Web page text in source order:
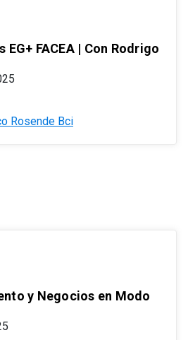
FACEA | Con Rodrigo
Rosende Bci
y Negocios en Modo